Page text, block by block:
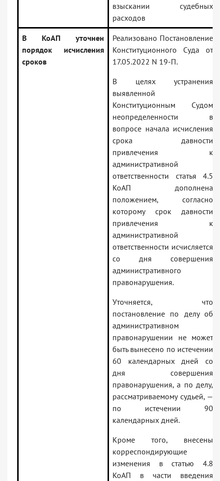
взыскании судебных
расходов
В КоАП уточнен
порядок исчисления
сроков
Реализовано Постановление
Конституционного Суда от
17.05.2022 N 19-П.
В целях устранения
выявленной
Конституционным Судом
неопределенности в
вопросе начала исчисления
срока давности
привлечения к
административной
ответственности статья 4.5
КоАП дополнена
положением, согласно
которому срок давности
привлечения к
административной
ответственности исчисляется
со дня совершения
административного
правонарушения.
Уточняется, что
постановление по делу об
административном
правонарушении не может
быть вынесено по истечении
60 календарных дней со
дня совершения
правонарушения, а по делу,
рассматриваемому судьей, —
по истечении 90
календарных дней.
Кроме того, внесены
корреспондирующие
изменения в статью 4.8
КоАП в части введения